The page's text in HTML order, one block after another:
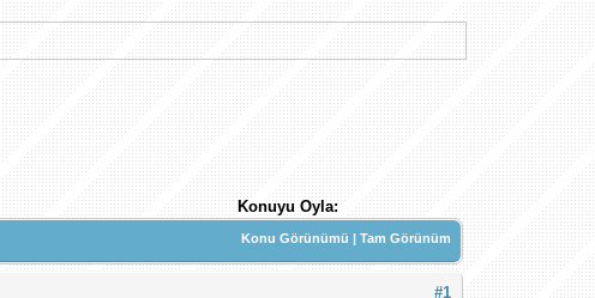
Konuyu Oyla:
Konu Görünümü |Tam Görünüm
#1